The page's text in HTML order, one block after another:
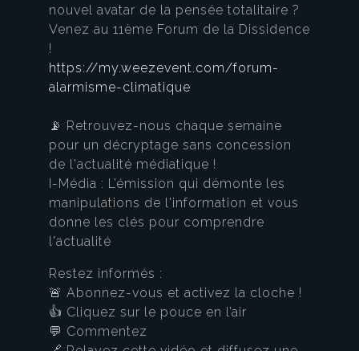
nouvel avatar de la pensée totalitaire ?
Venez au 11ème Forum de la Dissidence
!
https://my.weezevent.com/forum-
alarmisme-climatique
📡 Retrouvez-nous chaque semaine
pour un décryptage sans concession
de l'actualité médiatique !
I-Média : L’émission qui démonte les
manipulations de l'information et vous
donne les clés pour comprendre
l'actualité
Restez informés :
🚨 Abonnez-vous et activez la cloche !
👍 Cliquez sur le pouce en l’air
💬 Commentez